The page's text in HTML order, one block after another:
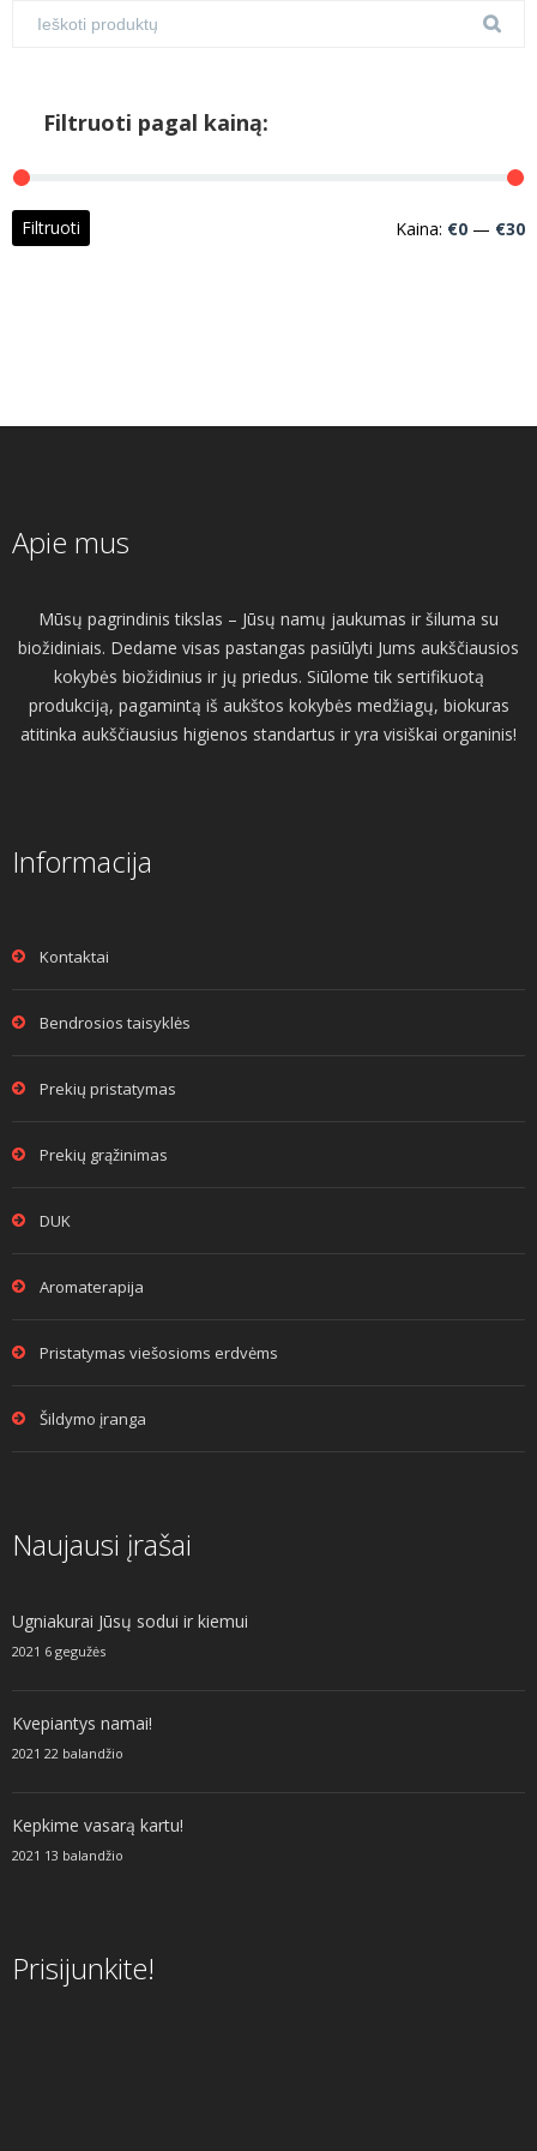
Filtruoti pagal kainą:
Filtruoti Kaina: €0 — €30
Apie mus
Mūsų pagrindinis tikslas – Jūsų namų jaukumas ir šiluma su
biožidiniais. Dedame visas pastangas pasiūlyti Jums aukščiausios
kokybės biožidinius ir jų priedus. Siūlome tik sertifikuotą
produkciją, pagamintą iš aukštos kokybės medžiagų, biokuras
atitinka aukščiausius higienos standartus ir yra visiškai organinis!
Informacija
Kontaktai
Bendrosios taisyklės
Prekių pristatymas
Prekių grąžinimas
DUK
Aromaterapija
Pristatymas viešosioms erdvėms
Šildymo įranga
Naujausi įrašai
Ugniakurai Jūsų sodui ir kiemui
2021 6 gegužės
Kvepiantys namai!
2021 22 balandžio
Kepkime vasarą kartu!
2021 13 balandžio
Prisijunkite!